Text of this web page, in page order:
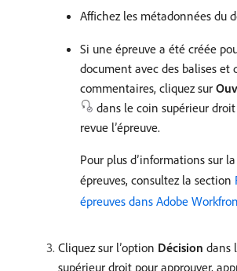
Affichez les métadonnées du
Si une épreuve a été créée
document avec des balises et
commentaires, cliquez sur
dans le coin supérieur
revue l’épreuve.
Pour plus d’informations sur
épreuves, consultez la section
épreuves dans Adobe
Cliquez sur l’option Décision dans
supérieur droit pour approuver,